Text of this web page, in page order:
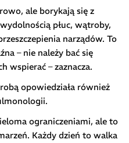
ale borykają się z
płuc, wątroby,
narządów. To
– nie należy bać się
wspierać – zaznacza.
opowiedziała również
ograniczeniami, ale to
Każdy dzień to walka